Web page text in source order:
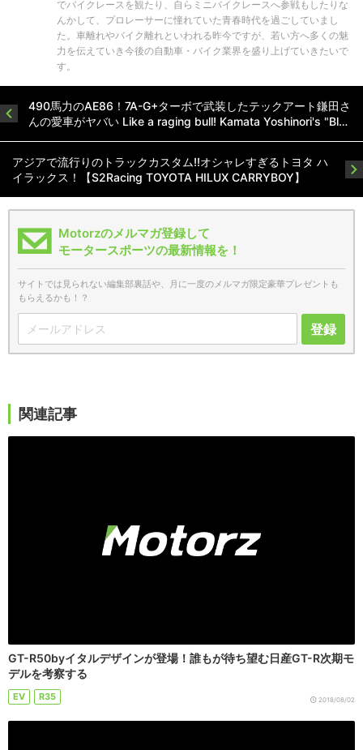
でバイクレースを観たり、自らミニバイクレースへ参戦もしたりな
んかして、プロレーサーに憧れていた青春時代を過ごしていまし
た。車離れやバイク離れといわれる昨今ですが、若い方へ多くの魅
力を伝えていき今後の自動車・バイク業界を盛り上げていきたいで
す。
490馬力のAE86！7A-G+ターボで武装したテックアート鎌田さ
んの愛車がヤバい Like a raging bull! Kamata Yoshinori's "Bl…
アジアで流行りのトラックカスタム!!オシャレすぎるトヨタ ハ
イラックス！【S2Racing TOYOTA HILUX CARRYBOY】
Motorzのメルマガ登録して
モータースポーツの最新情報を！
サイトでは見られない編集部裏話や、月に一度のメルマガ限定豪華プレゼントも
もらえるかも！？
登録
関連記事
GT-R50byイタルデザインが登場！誰もが待ち望む日産GT-R次期モ
デルを考察する
EV R35 2018/08/02